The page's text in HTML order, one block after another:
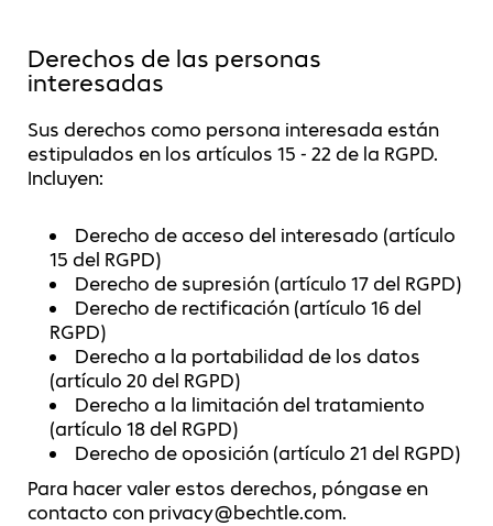
Derechos de las personas
interesadas
Sus derechos como persona interesada están
estipulados en los artículos 15 - 22 de la RGPD.
Incluyen:
Derecho de acceso del interesado (artículo
15 del RGPD)
Derecho de supresión (artículo 17 del RGPD)
Derecho de rectificación (artículo 16 del
RGPD)
Derecho a la portabilidad de los datos
(artículo 20 del RGPD)
Derecho a la limitación del tratamiento
(artículo 18 del RGPD)
Derecho de oposición (artículo 21 del RGPD)
Para hacer valer estos derechos, póngase en
contacto con privacy@bechtle.com.